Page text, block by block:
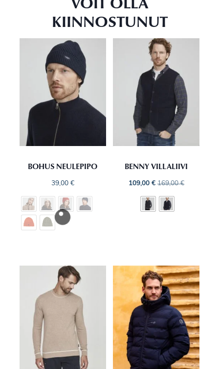
KIINNOSTUNUT
BOHUS NEULEPIPO
39,00 €
BENNY VILLALIIVI
109,00 € 169,00€